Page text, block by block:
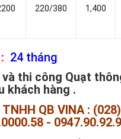
220/380 1,400
24 tháng
và thi công Quạt
khách hàng .
TNHH QB VINA :
-